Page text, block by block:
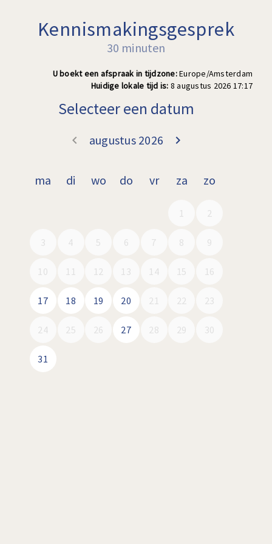
Kennismakingsgesprek
30 minuten
U boekt een afspraak in tijdzone:Europe/Amsterdam
Huidige lokale tijd is: 8 augustus 2026 17:17
Selecteer een datum
augustus 2026
keyboard_arrow_left
keyboard_arrow_right
ma di wo do vr za zo
1 2
3 4 5 6 7 8 9
10 11 12 13 14 15 16
17 18 19 20 21 22 23
24 25 26 27 28 29 30
31